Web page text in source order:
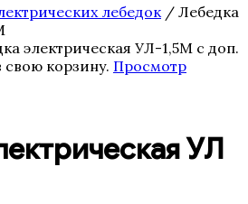
лебедок/ Лебедка
электрическая УЛ-1,5М с доп.
корзину. Просмотр
УЛ